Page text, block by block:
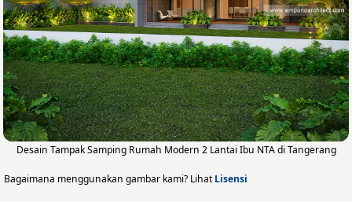
Desain Tampak Samping Rumah Modern 2 Lantai Ibu NTA di Tangerang
Bagaimana menggunakan gambar kami? LihatLisensi